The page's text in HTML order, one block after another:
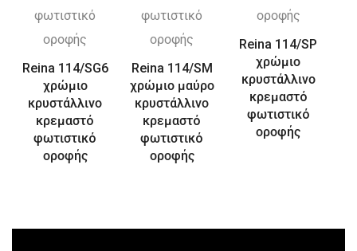
Reina 114/SG6
χρώμιο
κρυστάλλινο
κρεμαστό
φωτιστικό
οροφής
Reina 114/SM
χρώμιο μαύρο
κρυστάλλινο
κρεμαστό
φωτιστικό
οροφής
Reina 114/SP
χρώμιο
κρυστάλλινο
κρεμαστό
φωτιστικό
οροφής